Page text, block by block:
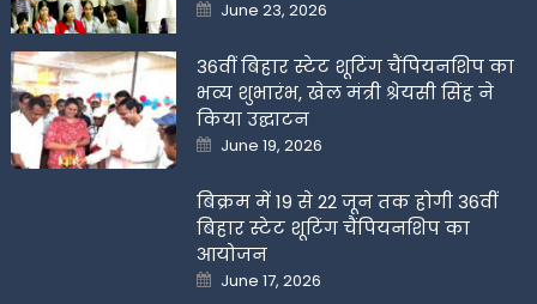
on
June 23, 2026
36वीं बिहार स्टेट शूटिंग चैंपियनशिप का
भव्य शुभारंभ, खेल मंत्री श्रेयसी सिंह ने
किया उद्घाटन
Posted
on
June 19, 2026
बिक्रम में 19 से 22 जून तक होगी 36वीं
बिहार स्टेट शूटिंग चैंपियनशिप का
आयोजन
Posted
on
June 17, 2026